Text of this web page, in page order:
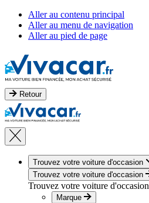
Aller au contenu principal
Aller au menu de navigation
Aller au pied de page
Retour
Trouvez votre voiture d'occasion
Trouvez votre voiture d'occasion
Trouvez votre voiture d'occasion
Marque